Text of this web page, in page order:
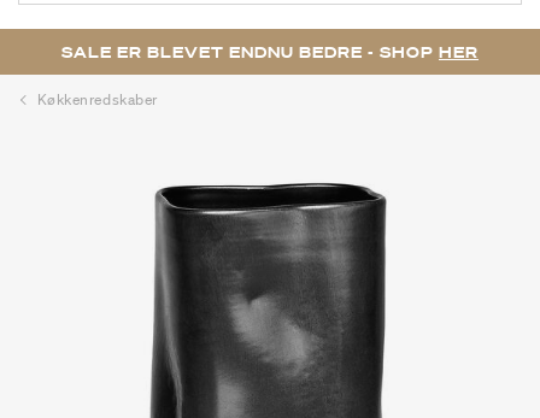
SALE ER BLEVET ENDNU BEDRE - SHOP HER
Køkkenredskaber